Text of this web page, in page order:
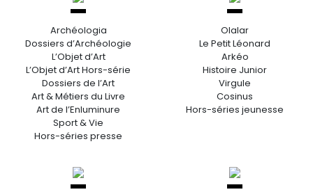
Archéologia
Dossiers d’Archéologie
L’Objet d’Art
L’Objet d’Art Hors-série
Dossiers de l’Art
Art & Métiers du Livre
Art de l’Enluminure
Sport & Vie
Hors-séries presse
Olalar
Le Petit Léonard
Arkéo
Histoire Junior
Virgule
Cosinus
Hors-séries jeunesse